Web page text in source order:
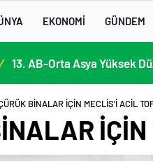
EKONOMİ GÜNDEM
BİNALAR İÇİN MECLİS’İ ACİL